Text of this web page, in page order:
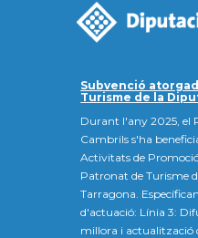
Subvenció
Turisme de la
Durant l'any 2025, el
Cambrils s'ha
Activitats de
Patronat de Turisme
Tarragona.
d'actuació: Línia 3:
millora i actualització